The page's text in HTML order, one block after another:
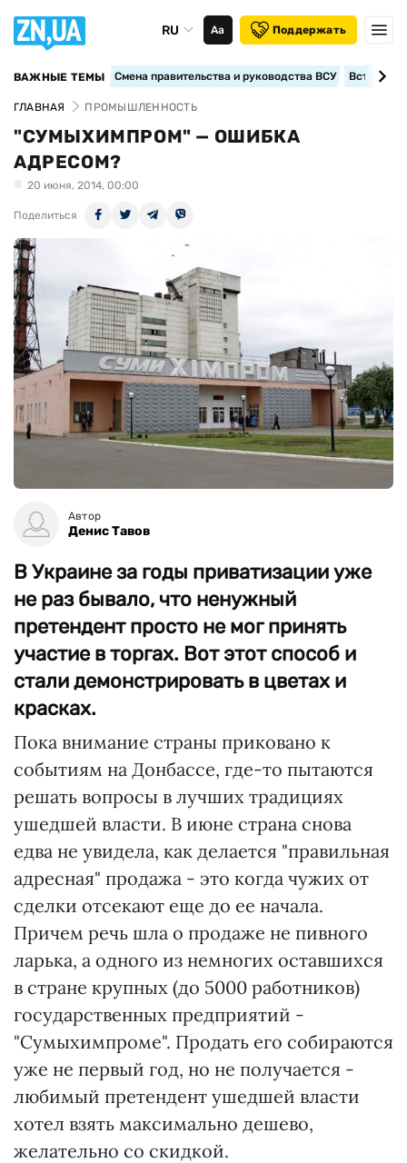
RU Аа Поддержать
ВАЖНЫЕ ТЕМЫ Смена правительства и руководства ВСУ
ГЛАВНАЯ ПРОМЫШЛЕННОСТЬ
"СУМЫХИМПРОМ" — ОШИБКА
АДРЕСОМ?
20 июня, 2014, 00:00
Поделиться
Автор
Денис Тавов
В Украине за годы приватизации уже
не раз бывало, что ненужный
претендент просто не мог принять
участие в торгах. Вот этот способ и
стали демонстрировать в цветах и
красках.
Пока внимание страны приковано к
событиям на Донбассе, где-то пытаются
решать вопросы в лучших традициях
ушедшей власти. В июне страна снова
едва не увидела, как делается "правильная
адресная" продажа - это когда чужих от
сделки отсекают еще до ее начала.
Причем речь шла о продаже не пивного
ларька, а одного из немногих оставшихся
в стране крупных (до 5000 работников)
государственных предприятий -
"Сумыхимпроме". Продать его собираются
уже не первый год, но не получается -
любимый претендент ушедшей власти
хотел взять максимально дешево,
желательно со скидкой.